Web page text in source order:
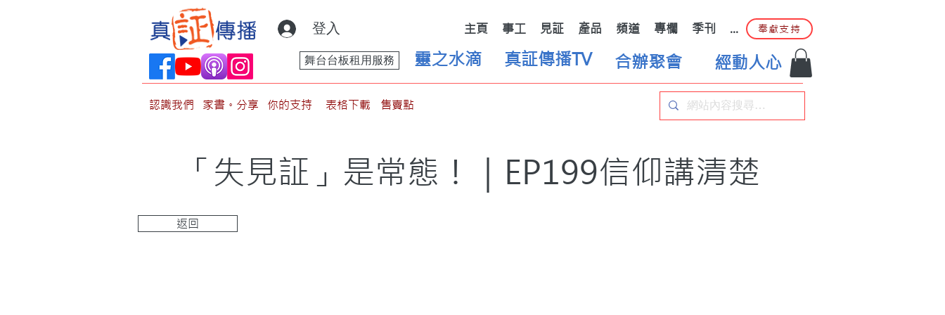
登入 主頁 事工 見証 產品 頻道 專欄 季刊 ... 奉獻支持
靈之水滴
舞台台板租用服務 真証傳播TV 合辦聚會 經動人心
認識我們 家書。分享 你的支持 表格下載 售賣點
「失見証」是常態！｜EP199信仰講清楚
返回